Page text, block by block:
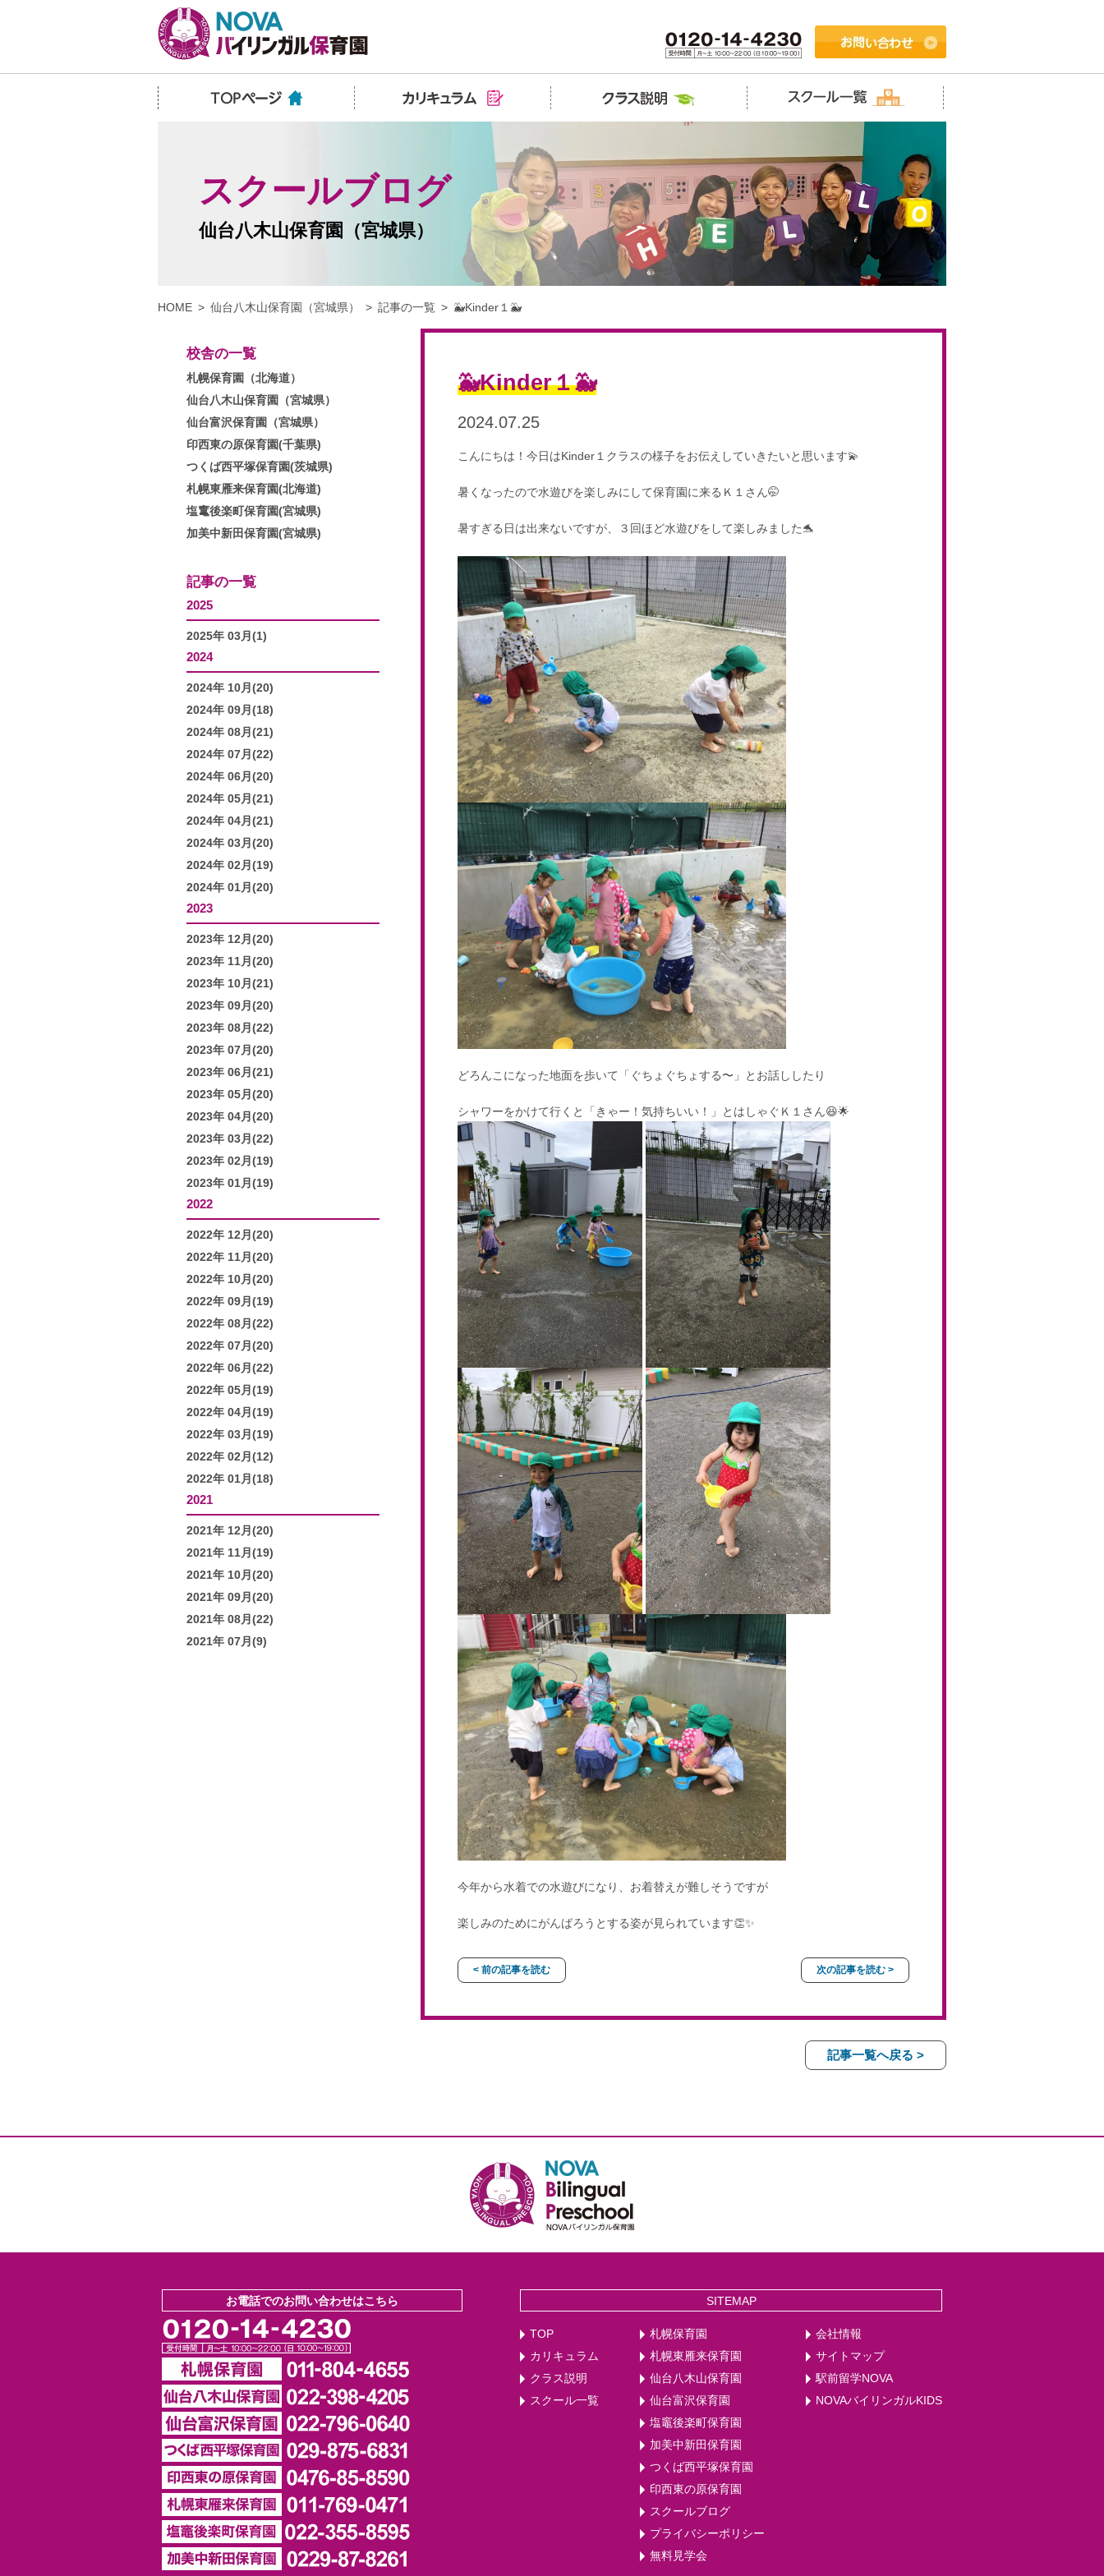
スクールブログ
仙台八木山保育園（宮城県）
HOME 仙台八木山保育園（宮城県） 記事の一覧 🐳Kinder１🐳
校舎の一覧
札幌保育園（北海道）
仙台八木山保育園（宮城県）
仙台富沢保育園（宮城県）
印西東の原保育園(千葉県)
つくば西平塚保育園(茨城県)
札幌東雁来保育園(北海道)
塩竃後楽町保育園(宮城県)
加美中新田保育園(宮城県)
記事の一覧
2025
2025年 03月(1)
2024
2024年 10月(20)
2024年 09月(18)
2024年 08月(21)
2024年 07月(22)
2024年 06月(20)
2024年 05月(21)
2024年 04月(21)
2024年 03月(20)
2024年 02月(19)
2024年 01月(20)
2023
2023年 12月(20)
2023年 11月(20)
2023年 10月(21)
2023年 09月(20)
2023年 08月(22)
2023年 07月(20)
2023年 06月(21)
2023年 05月(20)
2023年 04月(20)
2023年 03月(22)
2023年 02月(19)
2023年 01月(19)
2022
2022年 12月(20)
2022年 11月(20)
2022年 10月(20)
2022年 09月(19)
2022年 08月(22)
2022年 07月(20)
2022年 06月(22)
2022年 05月(19)
2022年 04月(19)
2022年 03月(19)
2022年 02月(12)
2022年 01月(18)
2021
2021年 12月(20)
2021年 11月(19)
2021年 10月(20)
2021年 09月(20)
2021年 08月(22)
2021年 07月(9)
🐳Kinder１🐳
2024.07.25
こんにちは！今日はKinder１クラスの様子をお伝えしていきたいと思います💫
暑くなったので水遊びを楽しみにして保育園に来るＫ１さん🤭
暑すぎる日は出来ないですが、３回ほど水遊びをして楽しみました🐬
どろんこになった地面を歩いて「ぐちょぐちょする〜」とお話ししたり
シャワーをかけて行くと「きゃー！気持ちいい！」とはしゃぐＫ１さん😆🌟
今年から水着での水遊びになり、お着替えが難しそうですが
楽しみのためにがんばろうとする姿が見られています👏✨
< 前の記事を読む 次の記事を読む >
記事一覧へ戻る >
SITEMAP
TOP
カリキュラム
クラス説明
スクール一覧
札幌保育園
札幌東雁来保育園
仙台八木山保育園
仙台富沢保育園
塩竈後楽町保育園
加美中新田保育園
つくば西平塚保育園
印西東の原保育園
スクールブログ
プライバシーポリシー
無料見学会
会社情報
サイトマップ
駅前留学NOVA
NOVAバイリンガルKIDS
お電話でのお問い合わせはこちら